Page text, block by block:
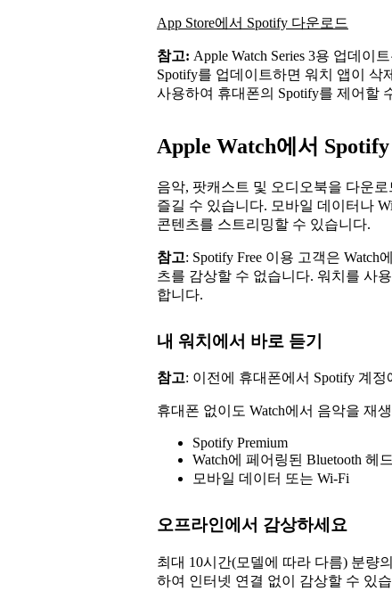
App Store에서 Spotify 다운로드
참고: Apple Watch Series 3용 업데이
Spotify를 업데이트하면 워치 앱이 삭
사용하여 휴대폰의 Spotify를 제어할
Apple Watch에서 Spotify
음악, 팟캐스트 및 오디오북을 다운
즐길 수 있습니다. 모바일 데이터나
콘텐츠를 스트리밍할 수 있습니다.
참고: Spotify Free 이용 고객은
츠를 감상할 수 없습니다. 워치를 사
합니다.
내 워치에서 바로 듣기
참고: 이전에 휴대폰에서 Spotify 계
휴대폰 없이도 Watch에서 음악을 재
Spotify Premium
Watch에 페어링된 Bluetooth 헤
모바일 데이터 또는 Wi-Fi
오프라인에서 감상하세요
최대 10시간(모델에 따라 다름) 분량
하여 인터넷 연결 없이 감상할 수 있